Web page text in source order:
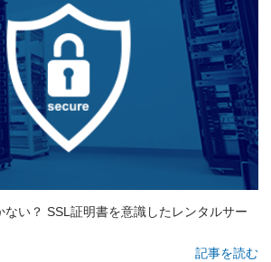
い？ SSL証明書を意識したレンタルサー
記事を読む